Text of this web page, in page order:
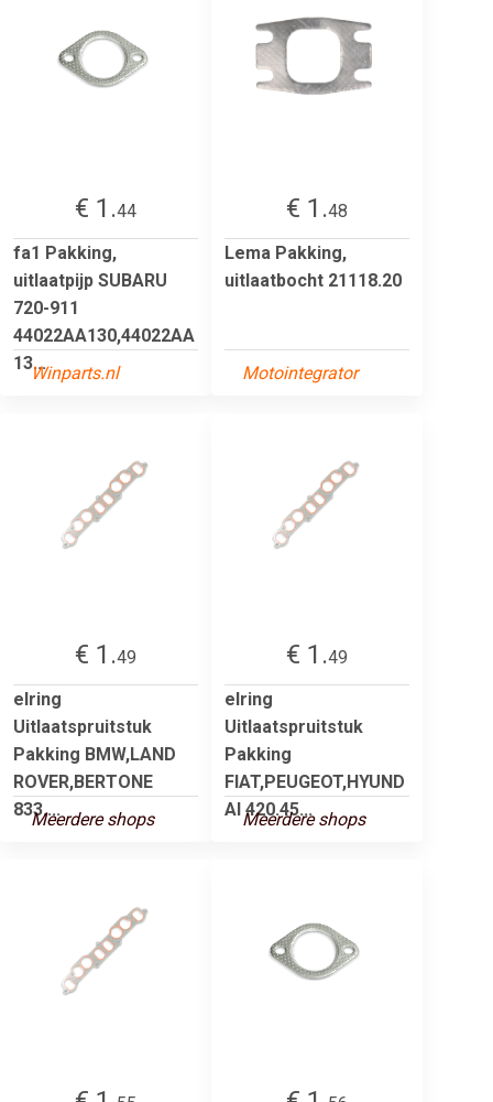
€ 1.44
fa1 Pakking,
uitlaatpijp SUBARU
720-911
44022AA130,44022AA
13...Winparts.nl
€ 1.48
Lema Pakking,
uitlaatbocht 21118.20
Motointegrator
€ 1.49
elring
Uitlaatspruitstuk
Pakking BMW,LAND
ROVER,BERTONE
833....
Meerdere shops
€ 1.49
elring
Uitlaatspruitstuk
Pakking
FIAT,PEUGEOT,HYUND
AI 420.45...
Meerdere shops